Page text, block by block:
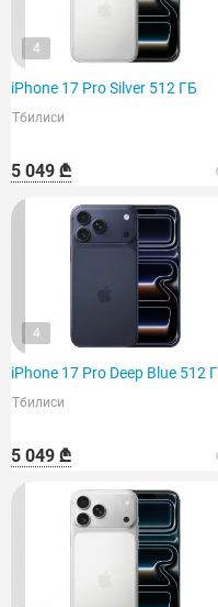
4
iPhone 17 Pro Silver 512 ГБ
Тбилиси
5 049 ₾
4
iPhone 17 Pro Deep Blue 512
Тбилиси
5 049 ₾